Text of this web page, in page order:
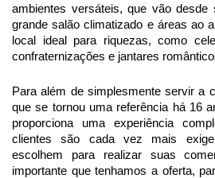
ambientes versáteis, que vão desde
grande salão climatizado e áreas ao
local ideal para riquezas, como
confraternizações e jantares
Para além de simplesmente servir a
que se tornou uma referência há 16
proporciona uma experiência
clientes são cada vez mais
escolhem para realizar suas
importante que tenhamos a oferta,